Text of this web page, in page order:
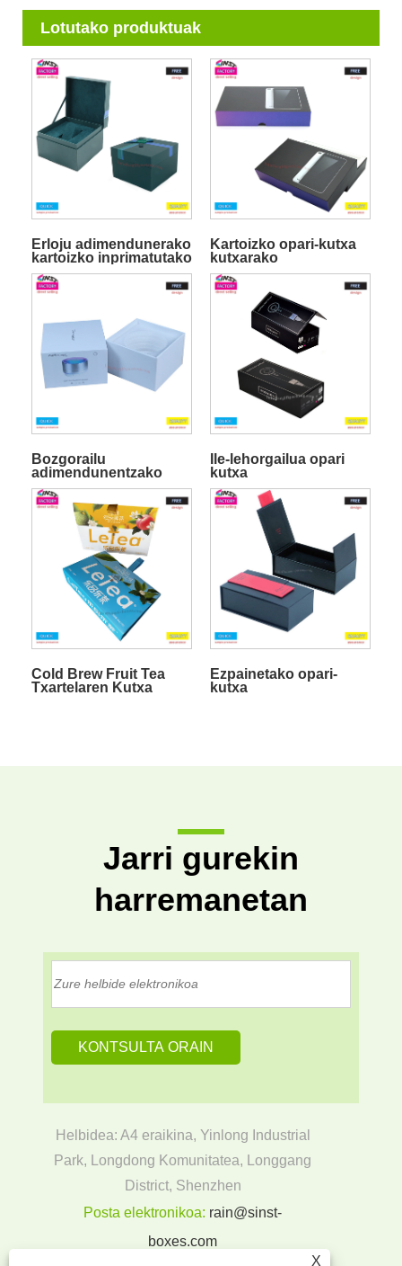
Lotutako produktuak
Erloju adimendunerako
kartoizko inprimatutako
opari-kutxa
Kartoizko opari-kutxa
kutxarako
Bozgorailu
adimendunentzako
kartoizko opari-kutxa
Ile-lehorgailua opari
kutxa
Cold Brew Fruit Tea
Txartelaren Kutxa
Ezpainetako opari-
kutxa
Jarri gurekin
harremanetan
Helbidea: A4 eraikina, Yinlong Industrial
Park, Longdong Komunitatea, Longgang
District, Shenzhen
Posta elektronikoa: rain@sinst-
boxes.com
X